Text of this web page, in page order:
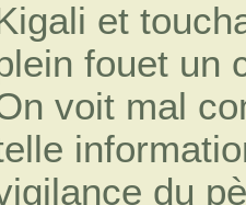
et
fouet un
voit mal
du